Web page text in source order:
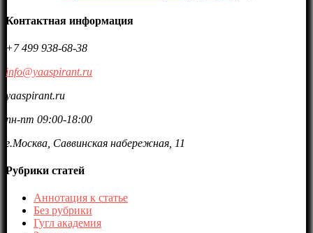
Контактная информация
+7 499 938-68-38
info@yaaspirant.ru
yaaspirant.ru
пн-пт 09:00-18:00
г.Москва, Саввинская набережная, 11
Рубрики статей
Аннотация к статье
Без рубрики
Гугл академия